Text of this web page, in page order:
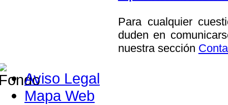
Para cualquier
duden en
nuestra sección
Aviso Legal
Mapa Web